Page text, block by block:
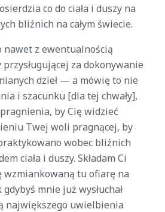
co do ciała i duszy na
bliźnich na całym świecie.
nawet z ewentualnością
przysługującej za dokonywanie
dzieł — a mówię to nie
i szacunku [dla tej chwały],
by Cię widzieć
Twej woli pragnącej, by
wobec bliźnich
ciała i duszy. Składam Ci
wzmiankowaną tu ofiarę na
mnie już wysłuchał
największego uwielbienia